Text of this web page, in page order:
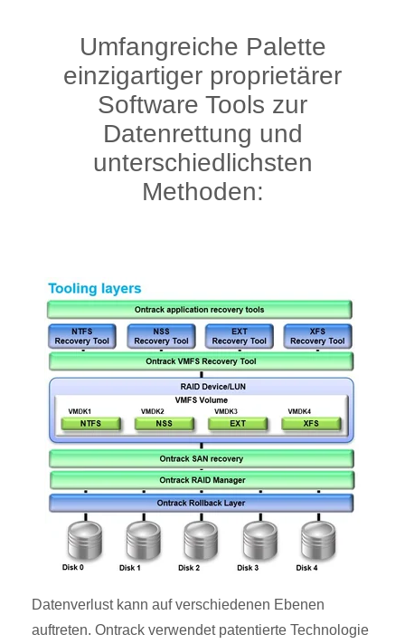
Umfangreiche Palette
einzigartiger proprietärer
Software Tools zur
Datenrettung und
unterschiedlichsten
Methoden:
Datenverlust kann auf verschiedenen Ebenen
auftreten. Ontrack verwendet patentierte Technologie